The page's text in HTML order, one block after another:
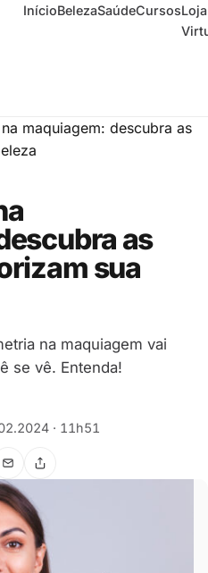
InícioBelezaSaúdeCursosLoja
maquiagem: descubra as
as
sua
na maquiagem vai
se vê. Entenda!
· 11h51